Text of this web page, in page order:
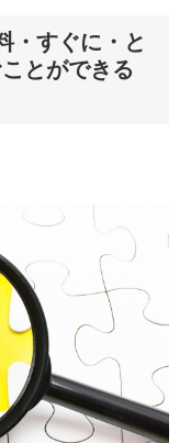
・すぐに・と
とができる